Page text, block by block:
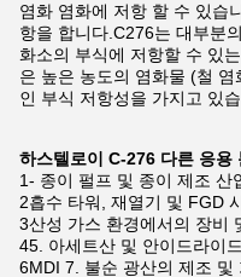
염화 염화에 저항 할 수 있습
항을 합니다.C276는 대부분
화소의 부식에 저항할 수 있
은 높은 농도의 염화물 (철
인 부식 저항성을 가지고 있습
하스텔로이 C-276 다른 응용
1- 종이 펄프 및 종이 제조 산
2흡수 타워, 재열기 및 FGD
3산성 가스 환경에서의 장비
45. 아세트산 및 안이드라이
6MDI 7. 불순 광산의 제조 및